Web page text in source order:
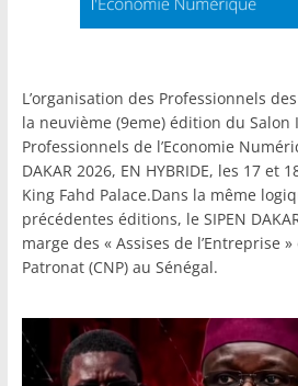
L’organisation des Professionnels
la neuvième (9eme) édition du
Professionnels de l’Economie
DAKAR 2026, EN HYBRIDE, les 17 et
King Fahd Palace.Dans la même
précédentes éditions, le SIPEN
marge des « Assises de l’Entreprise
Patronat (CNP) au Sénégal.